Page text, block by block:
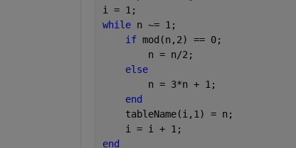
i = 1;
while n ~= 1;
if mod(n,2) == 0;
        n = n/2;
else
        n = 3*n + 1;
end
    tableName(i,1) = n;
    i = i + 1;
end